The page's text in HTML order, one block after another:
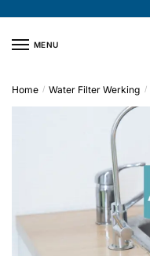
navigatie
inhoudMENU
Home / Water Filter Werking /